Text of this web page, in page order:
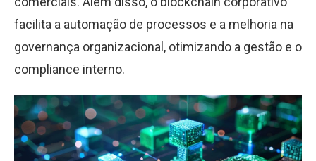
facilita a automação de processos e a melhoria na
governança organizacional, otimizando a gestão e o
compliance interno.